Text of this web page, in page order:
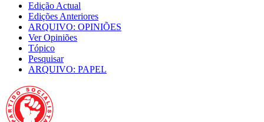
Edição Actual
Edições Anteriores
ARQUIVO: OPINIÕES
Ver Opiniões
Tópico
Pesquisar
ARQUIVO: PAPEL